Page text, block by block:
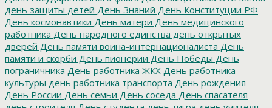
день защиты детей День Знаний День Конституции РФ
День космонавтики День матери День медицинского
работника День народного единства день открытых
дверей День памяти воина-интернационалиста День
памяти и скорби День пионерии День Победы День
пограничника День работника ЖКХ День работника
культуры день работника транспорта День рождения
День России День семьи День соседа День спасателя